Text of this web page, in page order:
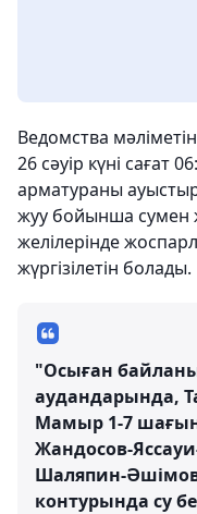
Ведомства
26 сәуір күні сағат
арматураны
жуу бойынша сумен
желілерінде
жүргізілетін болады.
"Осыған
аудандарында,
Мамыр 1-7
Жандосов-
Шаляпин-
контурында су